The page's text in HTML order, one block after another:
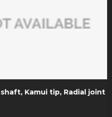
Kamui tip, Radial joint